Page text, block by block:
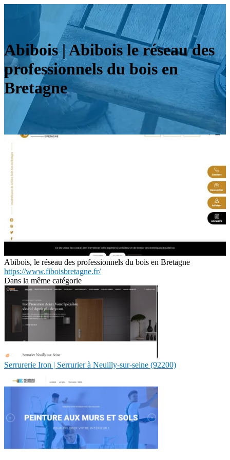
Abibois | Abibois le réseau des
profes­sion­nels du bois en
Bretagne
Abibois, le réseau des professionnels du bois en Bretagne
https://www.fiboisbretagne.fr/
Dans la même catégorie
Serrurerie Iron | Serrurier à Neuilly-sur-seine (92200)